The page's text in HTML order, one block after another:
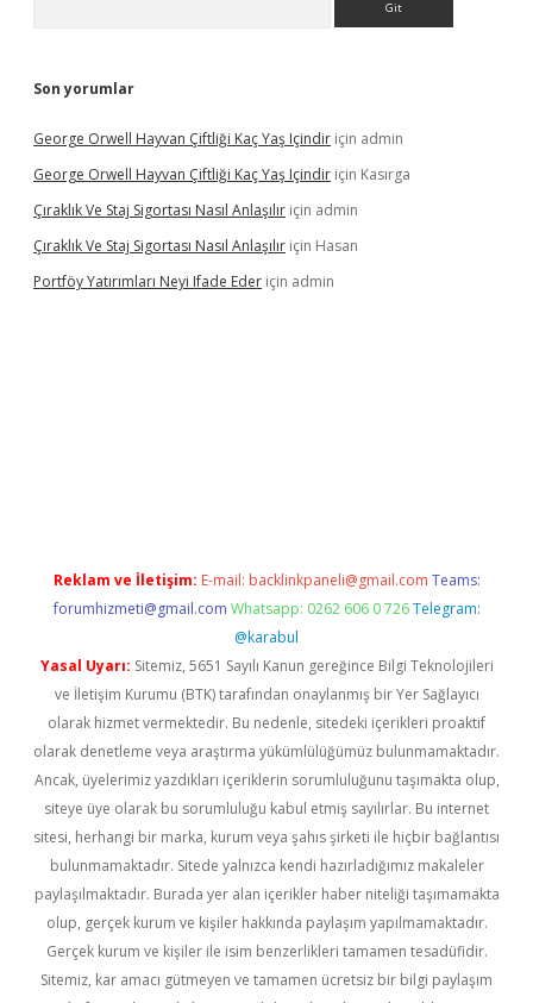
Son yorumlar
George Orwell Hayvan Çiftliği Kaç Yaş Içindir için admin
George Orwell Hayvan Çiftliği Kaç Yaş Içindir için Kasırga
Çıraklık Ve Staj Sigortası Nasıl Anlaşılır için admin
Çıraklık Ve Staj Sigortası Nasıl Anlaşılır için Hasan
Portföy Yatırımları Neyi Ifade Eder için admin
Reklam ve İletişim: E-mail: backlinkpaneli@gmail.com Teams:
forumhizmeti@gmail.com Whatsapp: 0262 606 0 726 Telegram:
@karabul
Yasal Uyarı: Sitemiz, 5651 Sayılı Kanun gereğince Bilgi Teknolojileri
ve İletişim Kurumu (BTK) tarafından onaylanmış bir Yer Sağlayıcı
olarak hizmet vermektedir. Bu nedenle, sitedeki içerikleri proaktif
olarak denetleme veya araştırma yükümlülüğümüz bulunmamaktadır.
Ancak, üyelerimiz yazdıkları içeriklerin sorumluluğunu taşımakta olup,
siteye üye olarak bu sorumluluğu kabul etmiş sayılırlar. Bu internet
sitesi, herhangi bir marka, kurum veya şahıs şirketi ile hiçbir bağlantısı
bulunmamaktadır. Sitede yalnızca kendi hazırladığımız makaleler
paylaşılmaktadır. Burada yer alan içerikler haber niteliği taşımamakta
olup, gerçek kurum ve kişiler hakkında paylaşım yapılmamaktadır.
Gerçek kurum ve kişiler ile isim benzerlikleri tamamen tesadüfidir.
Sitemiz, kar amacı gütmeyen ve tamamen ücretsiz bir bilgi paylaşım